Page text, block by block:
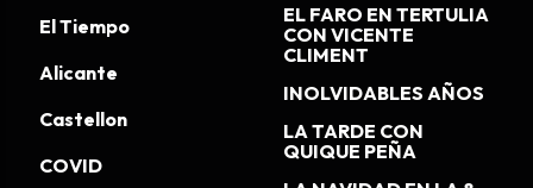
El Tiempo
Alicante
Castellon
COVID
EL FARO EN TERTULIA
CON VICENTE
CLIMENT
INOLVIDABLES AÑOS
LA TARDE CON
QUIQUE PEÑA